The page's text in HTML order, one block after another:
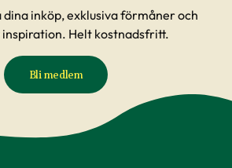
dina inköp, exklusiva förmåner och
inspiration. Helt kostnadsfritt.
Bli medlem